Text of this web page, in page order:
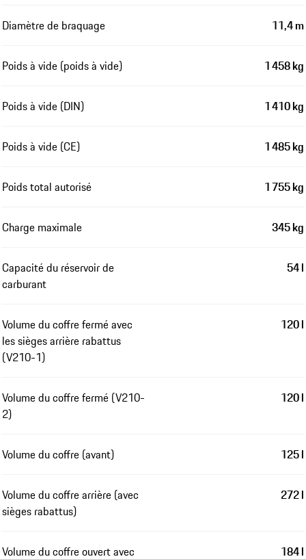
Diamètre de braquage 11,4 m
Poids à vide (poids à vide) 1 458 kg
Poids à vide (DIN) 1 410 kg
Poids à vide (CE) 1 485 kg
Poids total autorisé 1 755 kg
Charge maximale 345 kg
Capacité du réservoir de
carburant
54 l
Volume du coffre fermé avec
les sièges arrière rabattus
(V210-1)
120 l
Volume du coffre fermé (V210-
2)
120 l
Volume du coffre (avant) 125 l
Volume du coffre arrière (avec
sièges rabattus)
272 l
Volume du coffre ouvert avec
184 l